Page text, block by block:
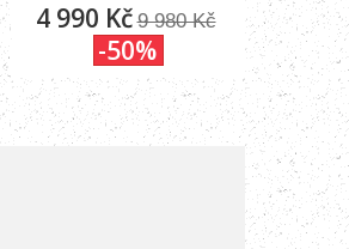
4 990 Kč 9 980 Kč
-50%